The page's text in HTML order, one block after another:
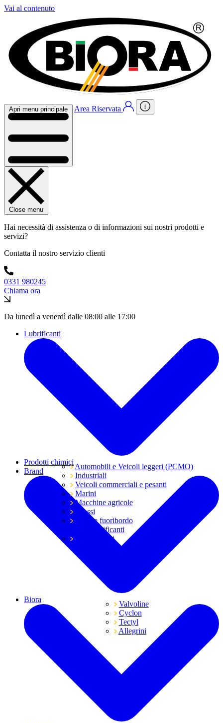
Vai al contenuto
Apri menu principale Area Riservata
Close menu
Hai necessità di assistenza o di informazioni sui nostri prodotti e
servizi?
Contatta il nostro servizio clienti
0331 980245
Chiama ora
Da lunedì a venerdì dalle 08:00 alle 17:00
Lubrificanti
Automobili e Veicoli leggeri (PCMO)
Industriali
Veicoli commerciali e pesanti
Marini
Macchine agricole
Grassi
Moto e fuoribordo
Tutti i lubrificanti
Trasmissioni
Prodotti chimici
Brand
Valvoline
Cyclon
Tectyl
Allegrini
Biora